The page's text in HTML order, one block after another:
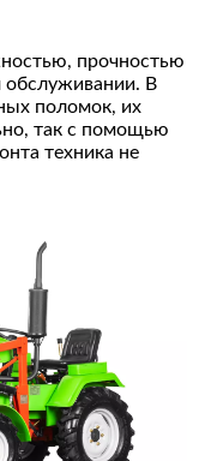
прочностью
обслуживании. В
поломок, их
так с помощью
техника не